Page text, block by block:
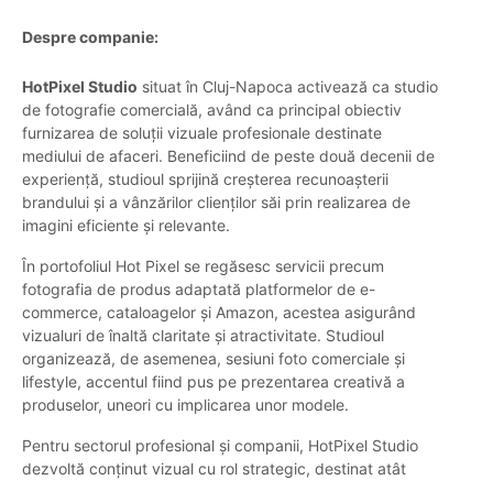
Despre companie:
HotPixel Studio situat în Cluj-Napoca activează ca studio
de fotografie comercială, având ca principal obiectiv
furnizarea de soluții vizuale profesionale destinate
mediului de afaceri. Beneficiind de peste două decenii de
experiență, studioul sprijină creșterea recunoașterii
brandului și a vânzărilor clienților săi prin realizarea de
imagini eficiente și relevante.
În portofoliul Hot Pixel se regăsesc servicii precum
fotografia de produs adaptată platformelor de e-
commerce, cataloagelor și Amazon, acestea asigurând
vizualuri de înaltă claritate și atractivitate. Studioul
organizează, de asemenea, sesiuni foto comerciale și
lifestyle, accentul fiind pus pe prezentarea creativă a
produselor, uneori cu implicarea unor modele.
Pentru sectorul profesional și companii, HotPixel Studio
dezvoltă conținut vizual cu rol strategic, destinat atât